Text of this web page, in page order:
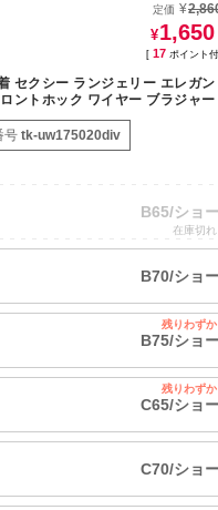
定価 ¥
¥1,650
[ 17 ポイント
セクシー ランジェリー エレガ
ントホック ワイヤー ブラジャ
号 tk-uw175020div
B65/ショ
在庫切れ
B70/ショ
B75/ショ
残りわずか
C65/ショ
残りわずか
C70/ショ